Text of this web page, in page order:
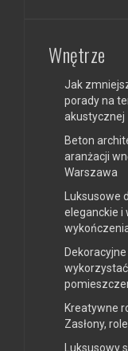
Wnętrze
Jak
porady na
akustycznej
Beton
aranżacji
Warszawa
Luksusowe
eleganckie i
Kreatywne
Zasłony,
Luksusowy